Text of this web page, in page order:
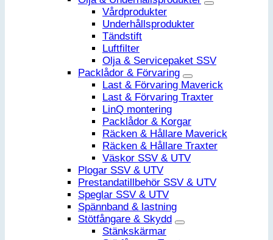
Vårdprodukter
Underhållsprodukter
Tändstift
Luftfilter
Olja & Servicepaket SSV
Packlådor & Förvaring
Last & Förvaring Maverick
Last & Förvaring Traxter
LinQ montering
Packlådor & Korgar
Räcken & Hållare Maverick
Räcken & Hållare Traxter
Väskor SSV & UTV
Plogar SSV & UTV
Prestandatillbehör SSV & UTV
Speglar SSV & UTV
Spännband & lastning
Stötfångare & Skydd
Stänkskärmar